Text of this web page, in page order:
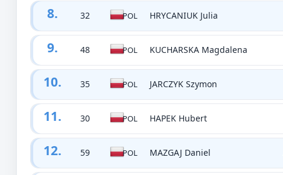
8. 32 POL HRYCANIUK Julia
9. 48 POL KUCHARSKA Magdalena
10. 35 POL JARCZYK Szymon
11. 30 POL HAPEK Hubert
12. 59 POL MAZGAJ Daniel